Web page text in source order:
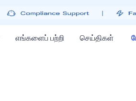
எங்களைப் பற்றி செய்திகள்